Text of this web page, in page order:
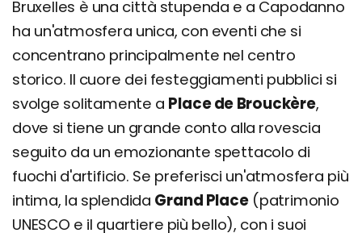
Bruxelles è una città stupenda e a Capodanno
ha un'atmosfera unica, con eventi che si
concentrano principalmente nel centro
storico. Il cuore dei festeggiamenti pubblici si
svolge solitamente a Place de Brouckère,
dove si tiene un grande conto alla rovescia
seguito da un emozionante spettacolo di
fuochi d'artificio. Se preferisci un'atmosfera più
intima, la splendida Grand Place(patrimonio
UNESCO e il quartiere più bello), con i suoi